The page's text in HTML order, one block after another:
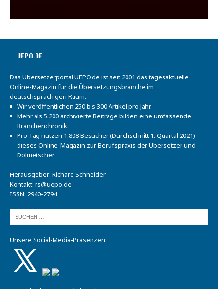
UEPO.DE
Das Übersetzerportal UEPO.de ist seit 2001 das tagesaktuelle
Online-Magazin für die Übersetzungsbranche im
deutschsprachigen Raum.
Wir veröffentlichen 250 bis 300 Artikel pro Jahr.
Mehr als 5.200 archivierte Beiträge bilden eine umfassende
Branchenchronik.
Pro Tag nutzen 1.808 Besucher (Durchschnitt 1. Quartal 2021)
dieses Online-Magazin zur Berufspraxis der Übersetzer und
Dolmetscher.
Herausgeber: Richard Schneider
Kontakt: rs@uepo.de
ISSN: 2940-2794
Unsere Social-Media-Präsenzen: